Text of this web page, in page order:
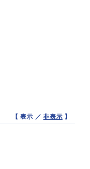
【 表示 ／非表示 】